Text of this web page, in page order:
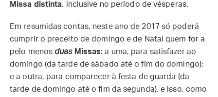
Missa distinta, inclusive no período de vésperas.
Em resumidas contas, neste ano de 2017 só poderá
cumprir o preceito de domingo e de Natal quem for a
pelo menos duasMissas: a uma, para satisfazer ao
domingo (da tarde de sábado até o fim do domingo);
e a outra, para comparecer à festa de guarda (da
tarde de domingo até o fim da segunda), e isso, como